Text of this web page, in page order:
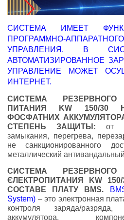
СИСТЕМА ИМЕЕТ
ПРОГРАММНО-
УПРАВЛЕНИЯ, В
АВТОМАТИЗИРОВАННОЕ
УПРАВЛЕНИЕ МОЖЕТ
ИНТЕРНЕТ.
СИСТЕМА РЕЗЕРВНОГО
ПИТАНИЯ KW 150/30
ФОСФАТНИХ
СТЕПЕНЬ ЗАЩИТЫ: от
замыкания, перегрева,
не санкционированного
металлический
СИСТЕМА РЕЗЕРВНОГО
ЄЛЕКТРОПИТАНИЯ KW
СОСТАВЕ ПЛАТУ BMS.
System) – это электронная
контроля заряда/разряда,
аккумулятора,